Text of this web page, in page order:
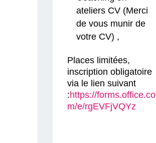
ateliers CV (Merci
de vous munir de
votre CV) ,
Places limitées,
inscription obligatoire
via le lien suivant
:https://forms.office.co
m/e/rgEVFjVQYz